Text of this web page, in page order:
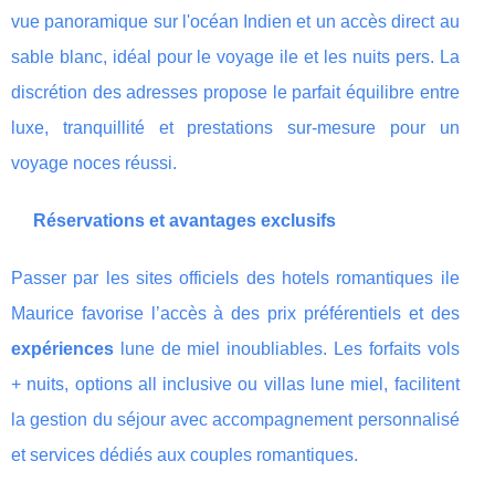
vue panoramique sur l'océan Indien et un accès direct au
sable blanc, idéal pour le voyage ile et les nuits pers. La
discrétion des adresses propose le parfait équilibre entre
luxe, tranquillité et prestations sur-mesure pour un
voyage noces réussi.
Réservations et avantages exclusifs
Passer par les sites officiels des hotels romantiques ile
Maurice favorise l’accès à des prix préférentiels et des
expériences lune de miel inoubliables. Les forfaits vols
+ nuits, options all inclusive ou villas lune miel, facilitent
la gestion du séjour avec accompagnement personnalisé
et services dédiés aux couples romantiques.